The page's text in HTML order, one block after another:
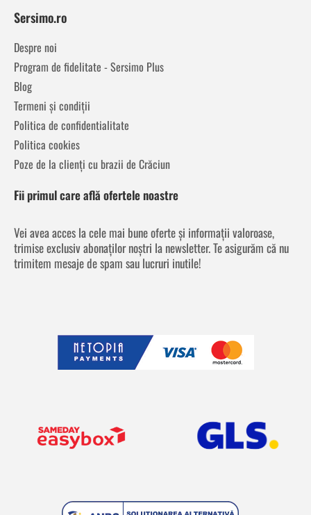
Sersimo.ro
Despre noi
Program de fidelitate - Sersimo Plus
Blog
Termeni și condiții
Politica de confidentialitate
Politica cookies
Poze de la clienți cu brazii de Crăciun
Fii primul care află ofertele noastre
Vei avea acces la cele mai bune oferte și informații valoroase,
trimise exclusiv abonaților noștri la newsletter. Te asigurăm că nu
trimitem mesaje de spam sau lucruri inutile!